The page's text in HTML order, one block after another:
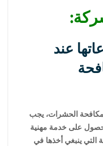
عند
الحشرات، يجب
على خدمة مهنية
التي ينبغي أخذها في